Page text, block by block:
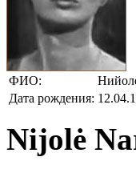
ФИО:
Дата рождения:
Nijolė